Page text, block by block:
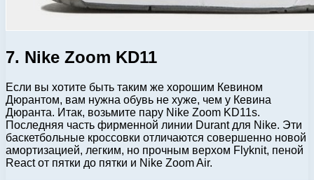
7. Nike Zoom KD11
Если вы хотите быть таким же хорошим Кевином
Дюрантом, вам нужна обувь не хуже, чем у Кевина
Дюранта. Итак, возьмите пару Nike Zoom KD11s.
Последняя часть фирменной линии Durant для Nike. Эти
баскетбольные кроссовки отличаются совершенно новой
амортизацией, легким, но прочным верхом Flyknit, пеной
React от пятки до пятки и Nike Zoom Air.